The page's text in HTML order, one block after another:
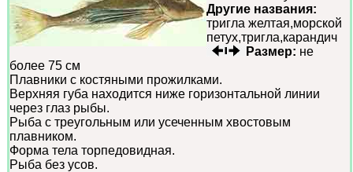
Другие названия:
тригла желтая,морской
петух,тригла,карандич
Размер: не
более 75 см
Плавники с костяными прожилками.
Верхняя губа находится ниже горизонтальной линии
через глаз рыбы.
Рыба с треугольным или усеченным хвостовым
плавником.
Форма тела торпедовидная.
Рыба без усов.